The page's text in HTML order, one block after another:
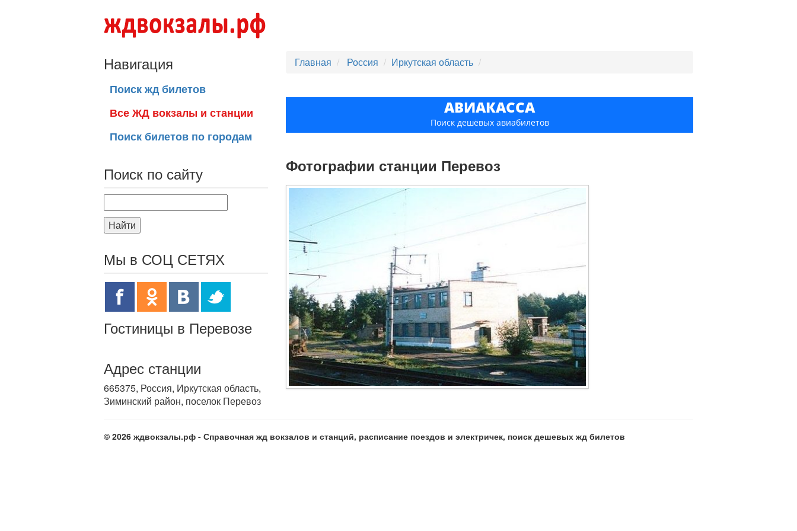
Главная Россия Иркутская область
АВИАКАССА
Поиск дешёвых авиабилетов
Фотографии станции Перевоз
Навигация
Поиск жд билетов
Все ЖД вокзалы и станции
Поиск билетов по городам
Поиск по сайту
Найти
Мы в СОЦ СЕТЯХ
Гостиницы в Перевозе
Адрес станции
665375, Россия, Иркутская область,
Зиминский район, поселок Перевоз
© 2026 ждвокзалы.рф - Справочная жд вокзалов и станций, расписание поездов и электричек, поиск дешевых жд билетов